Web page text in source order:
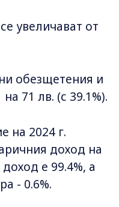
увеличават от
обезщетения и
71 лв. (с 39.1%).
на 2024 г.
доход на
е 99.4%, а
- 0.6%.